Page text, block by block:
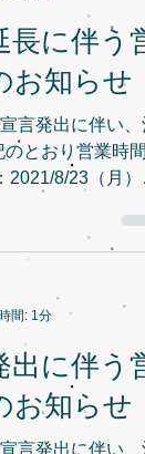
に伴う営
お知らせ
言発出に伴い、
とおり営業時間
間: 1分
に伴う営
お知らせ
言発出に伴い、